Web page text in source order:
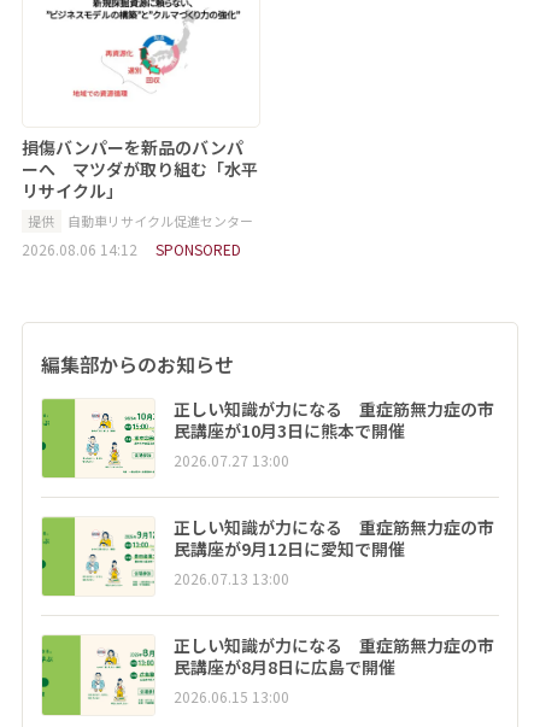
損傷バンパーを新品のバンパ
ーへ マツダが取り組む「水平
リサイクル」
提供 自動車リサイクル促進センター
2026.08.06 14:12 SPONSORED
編集部からのお知らせ
正しい知識が力になる 重症筋無力症の市
民講座が10月3日に熊本で開催
2026.07.27 13:00
正しい知識が力になる 重症筋無力症の市
民講座が9月12日に愛知で開催
2026.07.13 13:00
正しい知識が力になる 重症筋無力症の市
民講座が8月8日に広島で開催
2026.06.15 13:00